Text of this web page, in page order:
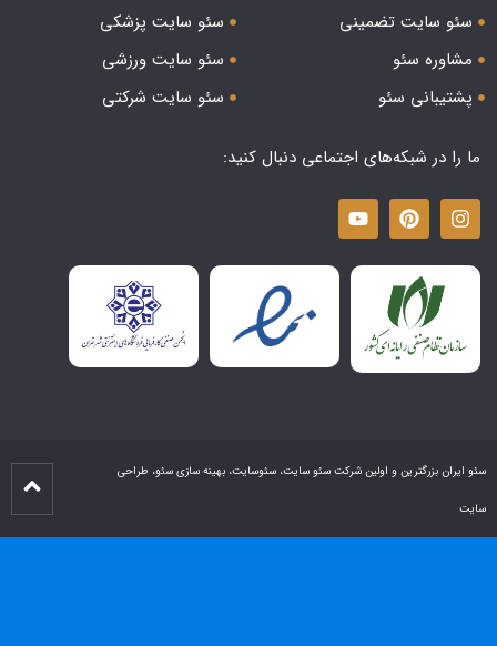
سئو سایت تضمینی
مشاوره سئو
پشتیبانی سئو
سئو سایت پزشکی
سئو سایت ورزشی
سئو سایت شرکتی
ما را در شبکه‌های اجتماعی دنبال کنید:
سئو ایران بزرگترین و اولین شرکت سئو سایت، سئوسایت، بهینه سازی سئو، طراحی
سایت